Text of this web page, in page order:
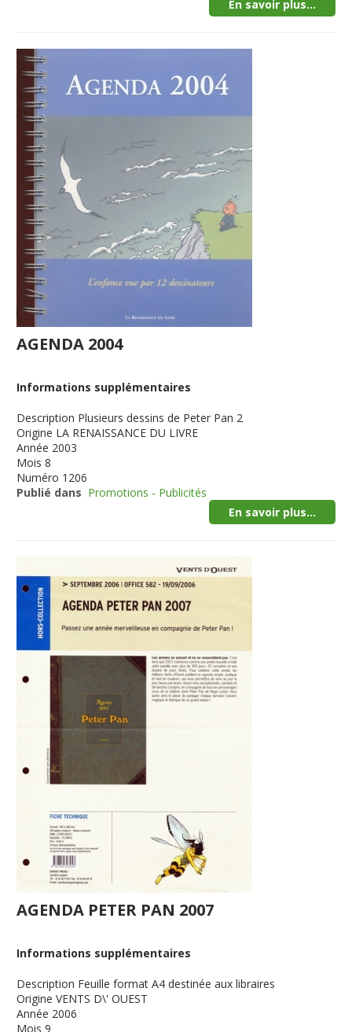
En savoir plus...
AGENDA 2004
Informations supplémentaires
Description Plusieurs dessins de Peter Pan 2
Origine LA RENAISSANCE DU LIVRE
Année 2003
Mois 8
Numéro 1206
Publié dans Promotions - Publicités
En savoir plus...
AGENDA PETER PAN 2007
Informations supplémentaires
Description Feuille format A4 destinée aux libraires
Origine VENTS D\' OUEST
Année 2006
Mois 9